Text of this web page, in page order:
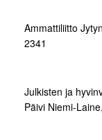
Ammattiliitto
2341
Julkisten ja
Päivi Niemi-